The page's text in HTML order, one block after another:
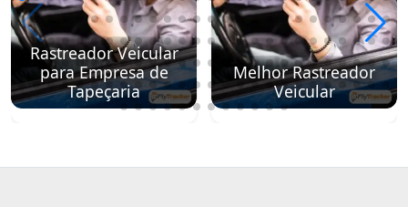
Rastreador Veicular
para Empresa de
Tapeçaria
Melhor Rastreador
Veicular